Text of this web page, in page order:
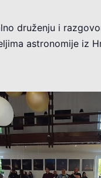
druženju i
astronomije iz